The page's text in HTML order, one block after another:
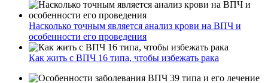
Насколько точным является анализ крови на ВПЧ и
особенности его проведения
Как жить с ВПЧ 16 типа, чтобы избежать рака